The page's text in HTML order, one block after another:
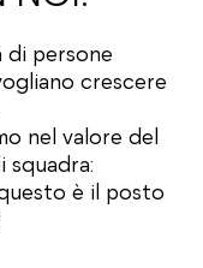
di persone
crescere
nel valore del
è il posto